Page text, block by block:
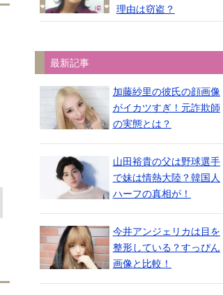
理由は窃盗？
最新記事
加藤紗里の彼氏の顔画像
がイカツすぎ！元詐欺師
の実態とは？
山田裕貴の父は野球選手
で妹は情熱大陸？韓国人
ハーフの真相が！
今井アンジェリカは目を
整形している？すっぴん
画像と比較！